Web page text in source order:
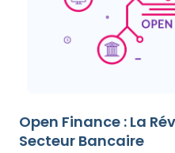
Open Finance : La
Secteur Bancaire